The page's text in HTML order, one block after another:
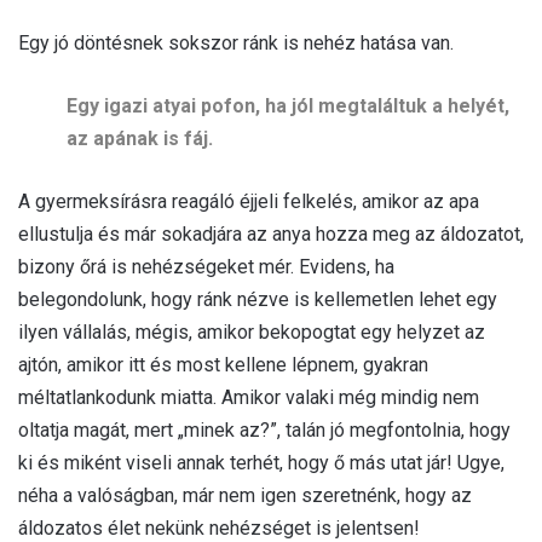
Egy jó döntésnek sokszor ránk is nehéz hatása van.
Egy igazi atyai pofon, ha jól megtaláltuk a helyét,
az apának is fáj.
A gyermeksírásra reagáló éjjeli felkelés, amikor az apa
ellustulja és már sokadjára az anya hozza meg az áldozatot,
bizony őrá is nehézségeket mér. Evidens, ha
belegondolunk, hogy ránk nézve is kellemetlen lehet egy
ilyen vállalás, mégis, amikor bekopogtat egy helyzet az
ajtón, amikor itt és most kellene lépnem, gyakran
méltatlankodunk miatta. Amikor valaki még mindig nem
oltatja magát, mert „minek az?”, talán jó megfontolnia, hogy
ki és miként viseli annak terhét, hogy ő más utat jár! Ugye,
néha a valóságban, már nem igen szeretnénk, hogy az
áldozatos élet nekünk nehézséget is jelentsen!